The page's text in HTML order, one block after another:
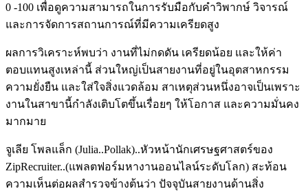
0 -100 เพื่อดูความสามารถในการรับมือกับคำวิพากษ์ วิจารณ์
และการจัดการสถานการณ์ที่มีความเครียดสูง
ผลการวิเคราะห์พบว่า งานที่ไม่กดดัน เครียดน้อย และให้ค่า
ตอบแทนสูงเหล่านี้ ส่วนใหญ่เป็นสายงานที่อยู่ในอุตสาหกรรม
ความยั่งยืน และใส่ใจสิ่งแวดล้อม สาเหตุส่วนหนึ่งอาจเป็นเพราะ
งานในสาขานี้กำลังเติบโตขึ้นเรื่อยๆ ให้โอกาส และความมั่นคง
มากมาย
จูเลีย โพลแล็ก (Julia..Pollak)..หัวหน้านักเศรษฐศาสตร์ของ
ZipRecruiter..(แพลตฟอร์มหางานออนไลน์ระดับโลก) สะท้อน
ความเห็นต่อผลสำรวจข้างต้นว่า ปัจจุบันสายงานด้านสิ่ง